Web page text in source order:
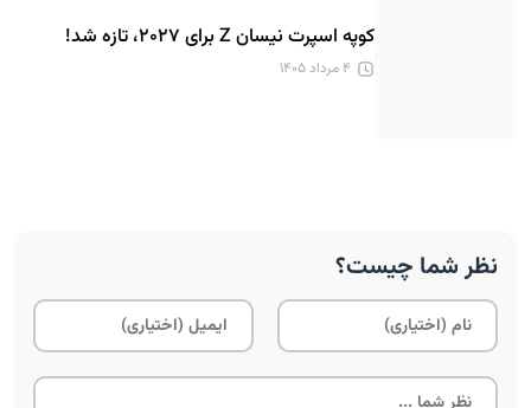
کوپه اسپرت نیسان Z برای ۲۰۲۷، تازه شد!
۴ مرداد ۱۴۰۵
نظر شما چیست؟